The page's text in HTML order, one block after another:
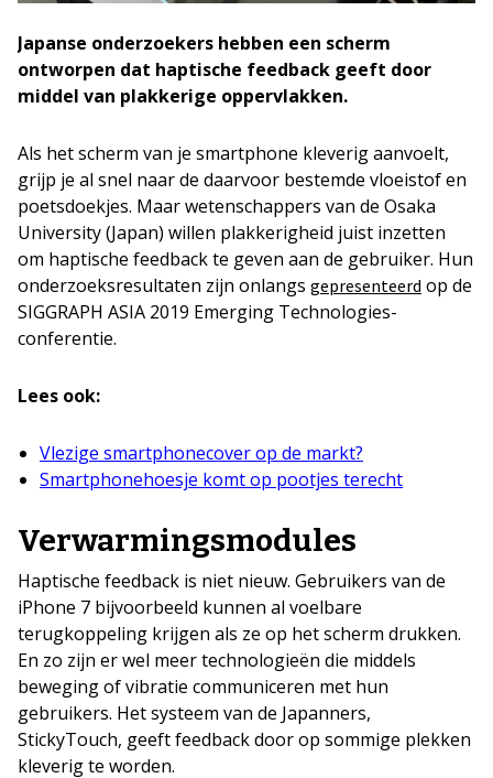
Japanse onderzoekers hebben een scherm
ontworpen dat haptische feedback geeft door
middel van plakkerige oppervlakken.
Als het scherm van je smartphone kleverig aanvoelt,
grijp je al snel naar de daarvoor bestemde vloeistof en
poetsdoekjes. Maar wetenschappers van de Osaka
University (Japan) willen plakkerigheid juist inzetten
om haptische feedback te geven aan de gebruiker. Hun
onderzoeksresultaten zijn onlangs gepresenteerd op de
SIGGRAPH ASIA 2019 Emerging Technologies-
conferentie.
Lees ook:
Vlezige smartphonecover op de markt?
Smartphonehoesje komt op pootjes terecht
Verwarmingsmodules
Haptische feedback is niet nieuw. Gebruikers van de
iPhone 7 bijvoorbeeld kunnen al voelbare
terugkoppeling krijgen als ze op het scherm drukken.
En zo zijn er wel meer technologieën die middels
beweging of vibratie communiceren met hun
gebruikers. Het systeem van de Japanners,
StickyTouch, geeft feedback door op sommige plekken
kleverig te worden.